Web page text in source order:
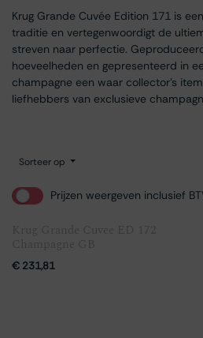
Krug Grande Cuvée Edition 171 is
traditie en vertegenwoordigt de
streven naar perfectie.
hoeveelheden en gepresenteerd in
champagne een waar collector’s
liefhebbers van exclusieve
Sorteer op
Prijzen weergeven inclusief
€ 231,81